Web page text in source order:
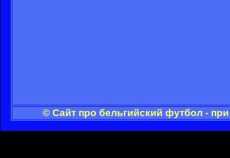
© Сайт про бельгийский футбол -